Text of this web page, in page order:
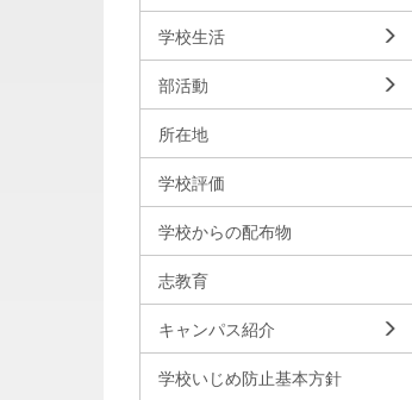
学校生活
部活動
所在地
学校評価
学校からの配布物
志教育
キャンパス紹介
学校いじめ防止基本方針